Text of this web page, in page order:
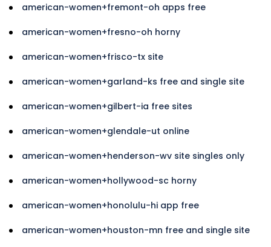
american-women+fremont-oh apps free
american-women+fresno-oh horny
american-women+frisco-tx site
american-women+garland-ks free and single site
american-women+gilbert-ia free sites
american-women+glendale-ut online
american-women+henderson-wv site singles only
american-women+hollywood-sc horny
american-women+honolulu-hi app free
american-women+houston-mn free and single site